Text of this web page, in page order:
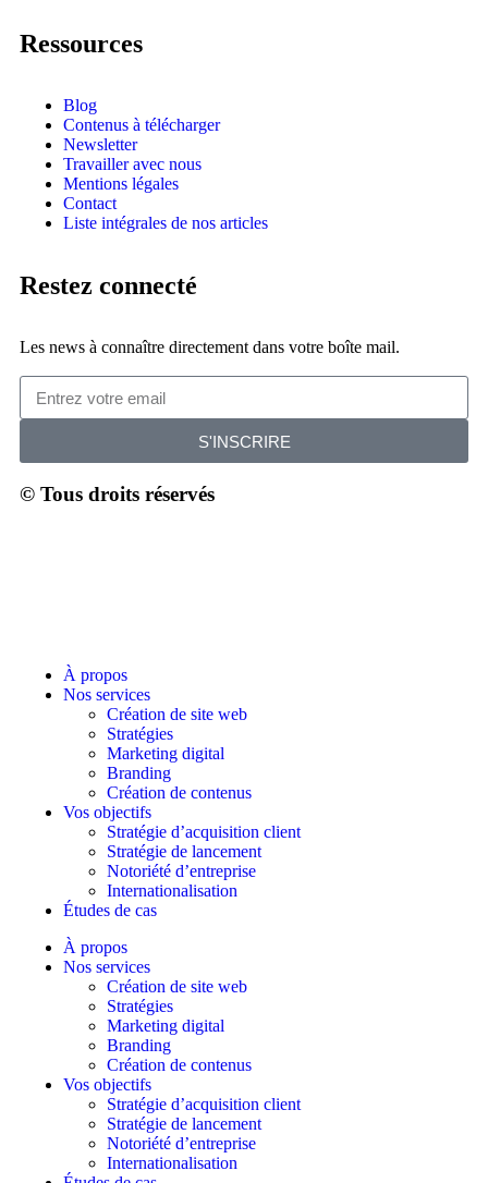
Ressources
Blog
Contenus à télécharger
Newsletter
Travailler avec nous
Mentions légales
Contact
Liste intégrales de nos articles
Restez connecté
Les news à connaître directement dans votre boîte mail.
S'INSCRIRE
© Tous droits réservés
À propos
Nos services
Création de site web
Stratégies
Marketing digital
Branding
Création de contenus
Vos objectifs
Stratégie d’acquisition client
Stratégie de lancement
Notoriété d’entreprise
Internationalisation
Études de cas
À propos
Nos services
Création de site web
Stratégies
Marketing digital
Branding
Création de contenus
Vos objectifs
Stratégie d’acquisition client
Stratégie de lancement
Notoriété d’entreprise
Internationalisation